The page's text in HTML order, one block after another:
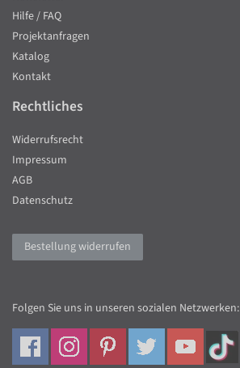
Hilfe / FAQ
Projektanfragen
Katalog
Kontakt
Rechtliches
Widerrufsrecht
Impressum
AGB
Datenschutz
Bestellung widerrufen
Folgen Sie uns in unseren sozialen Netzwerken: